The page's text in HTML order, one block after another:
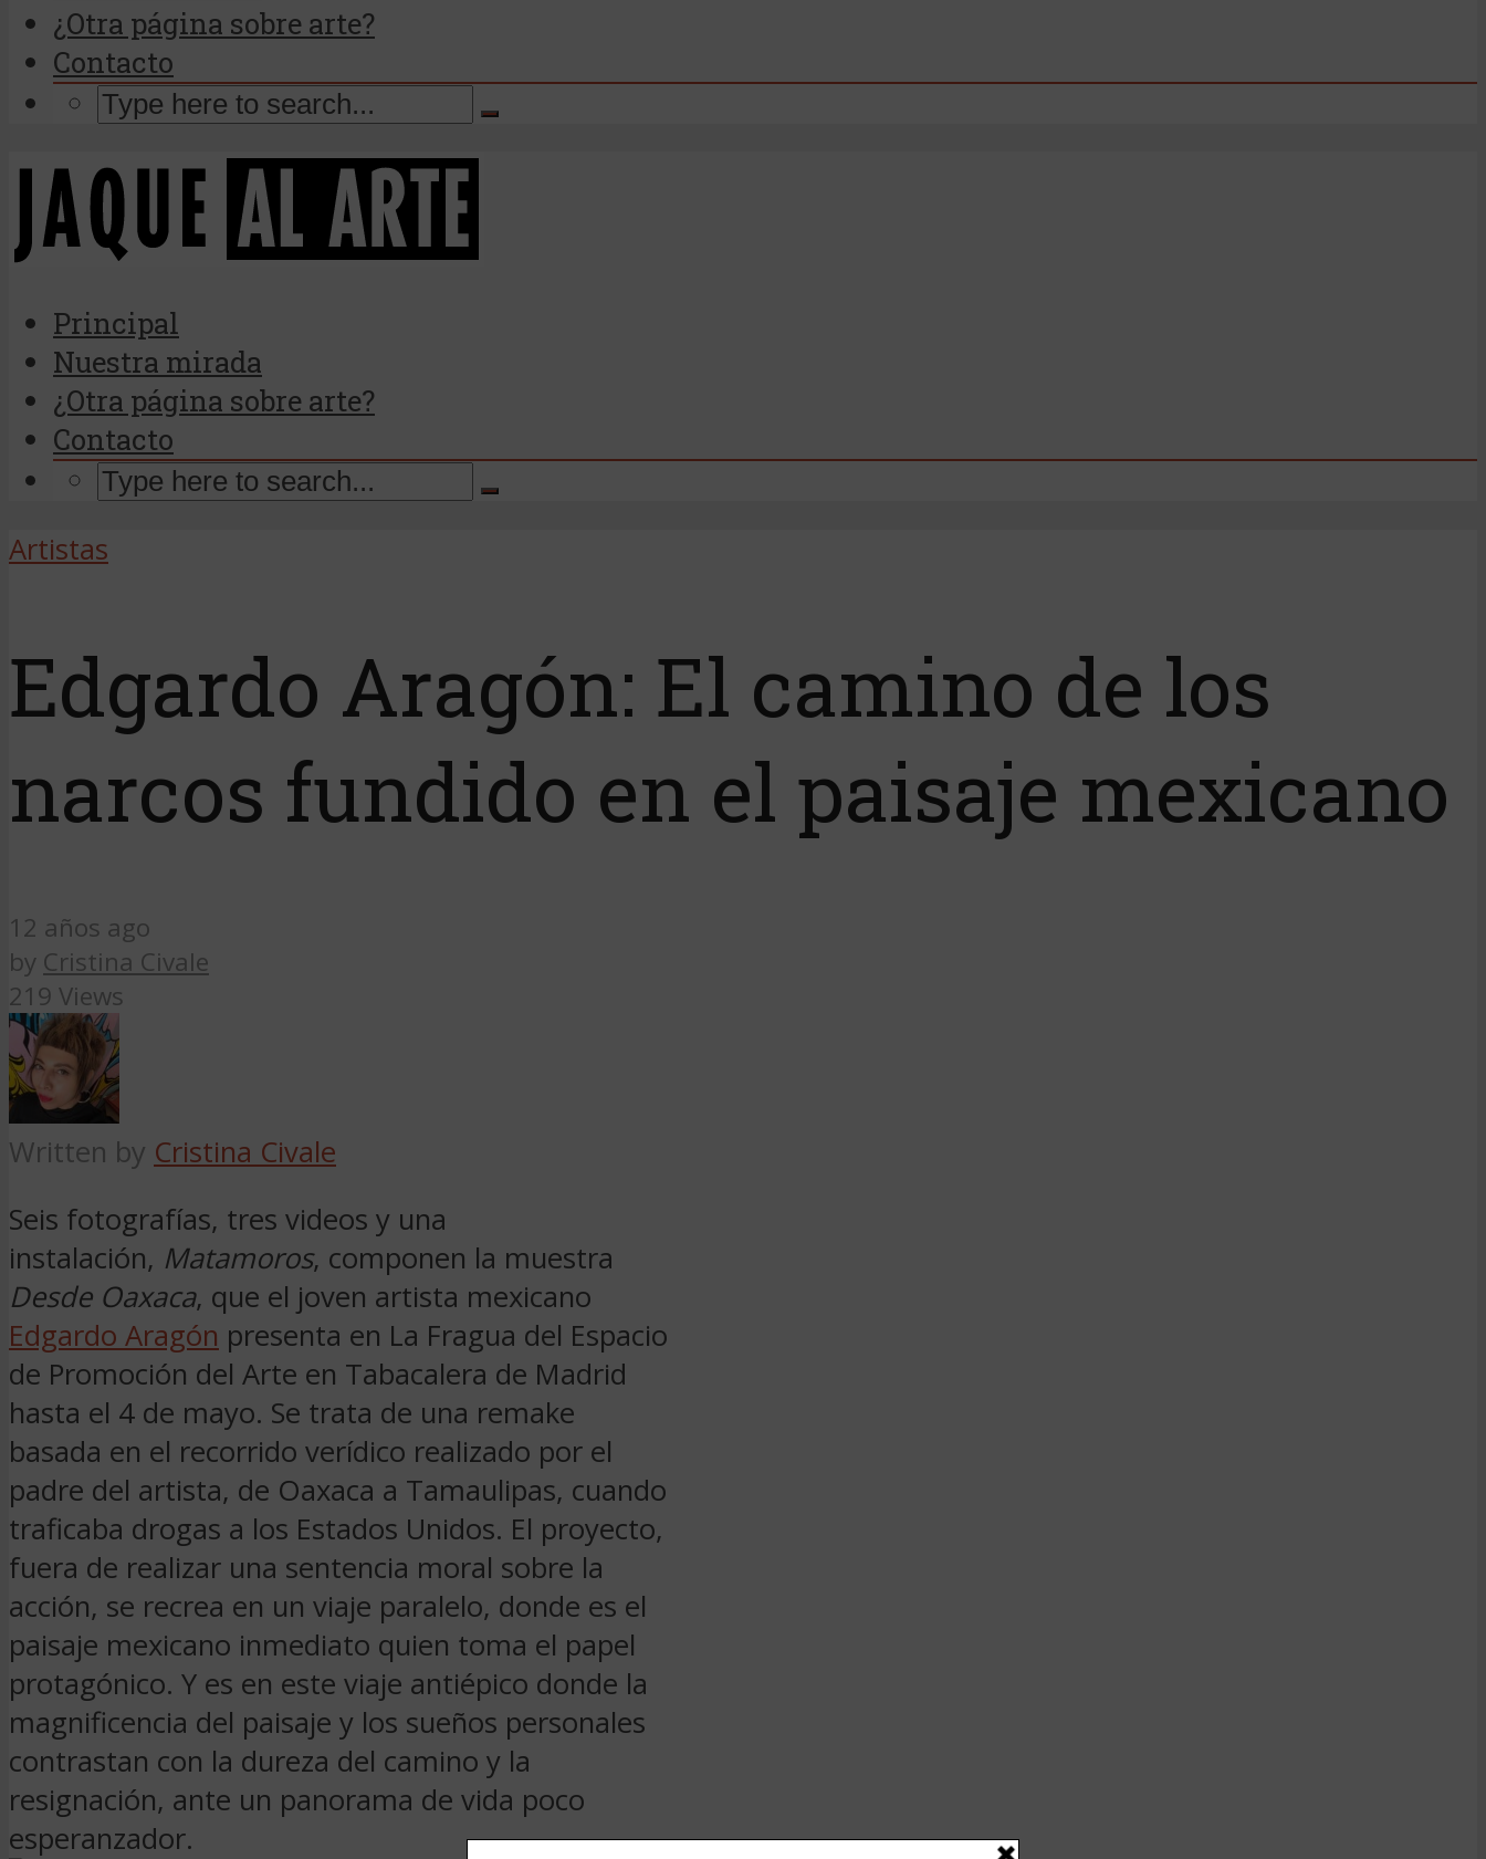
¿Otra página sobre arte?
Contacto
Principal
Nuestra mirada
¿Otra página sobre arte?
Contacto
Artistas
Edgardo Aragón: El camino de los
narcos fundido en el paisaje mexicano
12 años ago
by Cristina Civale
219 Views
Written by Cristina Civale
Seis fotografías, tres videos y una
instalación, Matamoros, componen la muestra
Desde Oaxaca, que el joven artista mexicano
Edgardo Aragón presenta en La Fragua del Espacio
de Promoción del Arte en Tabacalera de Madrid
hasta el 4 de mayo. Se trata de una remake
basada en el recorrido verídico realizado por el
padre del artista, de Oaxaca a Tamaulipas, cuando
traficaba drogas a los Estados Unidos. El proyecto,
fuera de realizar una sentencia moral sobre la
acción, se recrea en un viaje paralelo, donde es el
paisaje mexicano inmediato quien toma el papel
protagónico. Y es en este viaje antiépico donde la
magnificencia del paisaje y los sueños personales
contrastan con la dureza del camino y la
resignación, ante un panorama de vida poco
esperanzador.